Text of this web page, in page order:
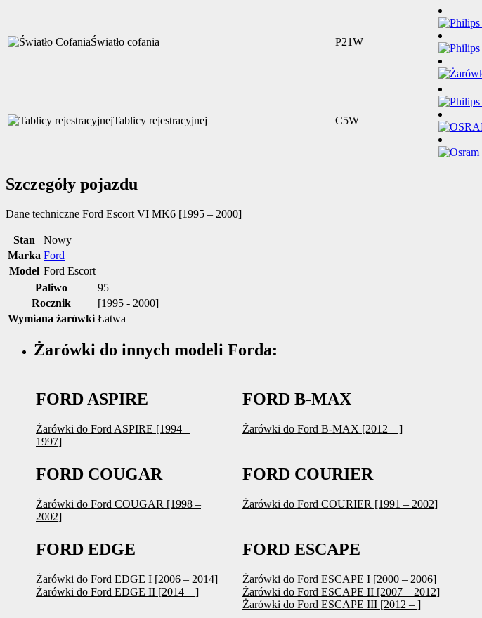
Światło cofania P21W
Tablicy rejestracyjnej C5W
Szczegóły pojazdu
Dane techniczne Ford Escort VI MK6 [1995 – 2000]
Stan
Nowy
Marka Ford
Model Ford Escort
Paliwo
95
Rocznik
[1995 - 2000]
Wymiana żarówki Łatwa
Żarówki do innych modeli Forda:
FORD ASPIRE
Żarówki do Ford ASPIRE [1994 –
1997]
FORD B-MAX
Żarówki do Ford B-MAX [2012 – ]
FORD COUGAR
Żarówki do Ford COUGAR [1998 –
2002]
FORD COURIER
Żarówki do Ford COURIER [1991 – 2002]
FORD EDGE
Żarówki do Ford EDGE I [2006 – 2014]
Żarówki do Ford EDGE II [2014 – ]
FORD ESCAPE
Żarówki do Ford ESCAPE I [2000 – 2006]
Żarówki do Ford ESCAPE II [2007 – 2012]
Żarówki do Ford ESCAPE III [2012 – ]